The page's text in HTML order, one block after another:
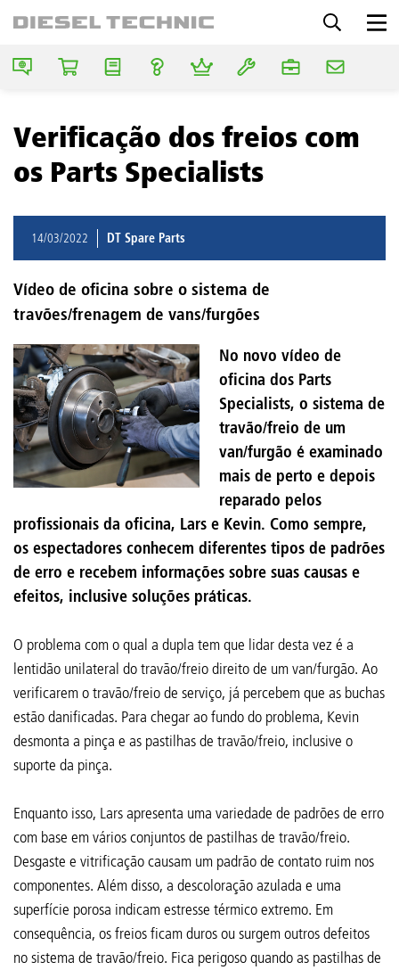
Verificação dos freios com
os Parts Specialists
14/03/2022 DT Spare Parts
Vídeo de oficina sobre o sistema de
travões/frenagem de vans/furgões
No novo vídeo de
oficina dos Parts
Specialists, o sistema de
travão/freio de um
van/furgão é examinado
mais de perto e depois
reparado pelos
profissionais da oficina, Lars e Kevin. Como sempre,
os espectadores conhecem diferentes tipos de padrões
de erro e recebem informações sobre suas causas e
efeitos, inclusive soluções práticas.
O problema com o qual a dupla tem que lidar desta vez é a
lentidão unilateral do travão/freio direito de um van/furgão. Ao
verificarem o travão/freio de serviço, já percebem que as buchas
estão danificadas. Para chegar ao fundo do problema, Kevin
desmonta a pinça e as pastilhas de travão/freio, inclusive o
suporte da pinça.
Enquanto isso, Lars apresenta uma variedade de padrões de erro
com base em vários conjuntos de pastilhas de travão/freio.
Desgaste e vitrificação causam um padrão de contato ruim nos
componentes. Além disso, a descoloração azulada e uma
superfície porosa indicam estresse térmico extremo. Em
consequência, os freios ficam duros ou surgem outros defeitos
no sistema de travão/freio. Fica perigoso quando as pastilhas de